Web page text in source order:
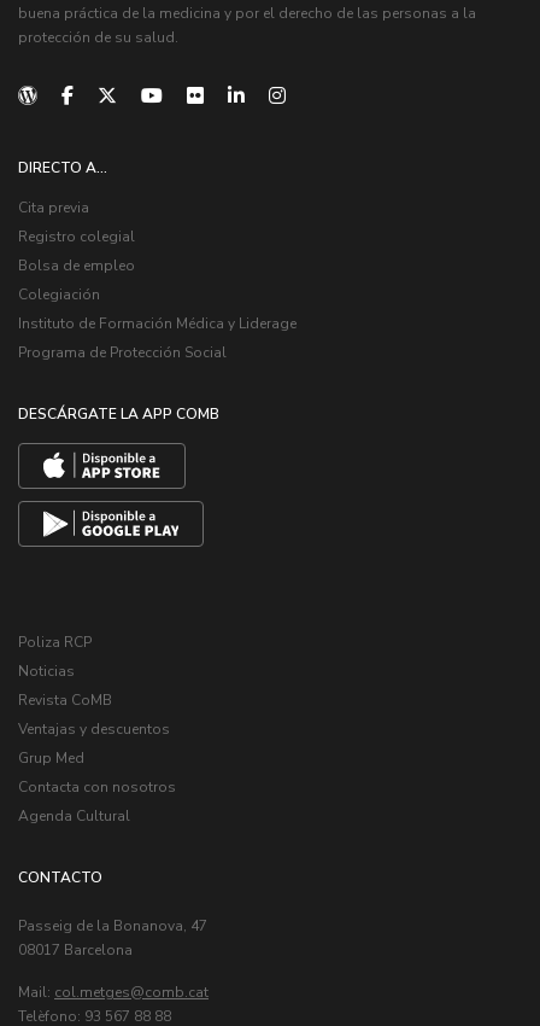
buena práctica de la medicina y por el derecho de las personas a la
protección de su salud.
DIRECTO A...
Cita previa
Registro colegial
Bolsa de empleo
Colegiación
Instituto de Formación Médica y Liderage
Programa de Protección Social
DESCÁRGATE LA APP COMB
Poliza RCP
Noticias
Revista CoMB
Ventajas y descuentos
Grup Med
Contacta con nosotros
Agenda Cultural
CONTACTO
Passeig de la Bonanova, 47
08017 Barcelona
Mail: col.metges
Telèfono: 93 567 88 88